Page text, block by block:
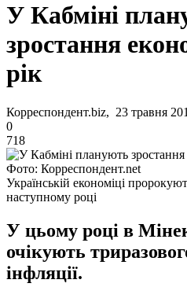
У Кабміні
зростання
рік
Корреспондент.biz, 23 травня
0
718
Фото: Корреспондент.net
Українській економіці
наступному році
У цьому році в
очікують
інфляції.